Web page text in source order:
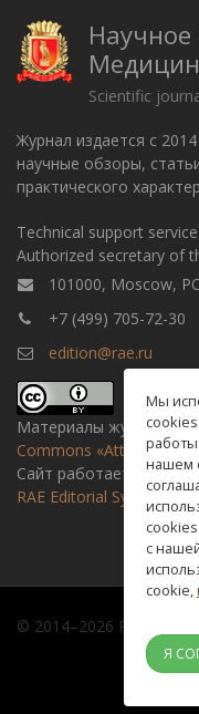
Научное
Scientific
Журнал издается с
научные обзоры,
практического
Technical support
Authorized secretary of
101000, Moscow,
+7 (499) 705-72-30
edition@rae.ru
Материалы журнала
Commons «Attribution»
Сайт работает на
RAE Editorial System
© 2014–2026 Russian
Мы
работы
нашем
с
cookie,
Я